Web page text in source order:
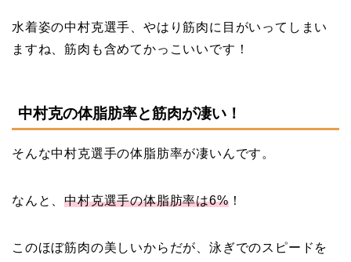
水着姿の中村克選手、やはり筋肉に目がいってしまい
ますね、筋肉も含めてかっこいいです！
中村克の体脂肪率と筋肉が凄い！
そんな中村克選手の体脂肪率が凄いんです。
なんと、中村克選手の体脂肪率は6%！
このほぼ筋肉の美しいからだが、泳ぎでのスピードを